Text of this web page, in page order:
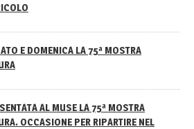
E DOMENICA LA 75ª MOSTRA
AL MUSE LA 75ª MOSTRA
OCCASIONE PER RIPARTIRE NEL